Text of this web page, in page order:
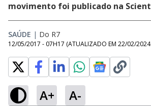
movimento foi publicado na
SAÚDE | Do R7
12/05/2017 - 07H17 (ATUALIZADO EM 22/02/
A+ A-